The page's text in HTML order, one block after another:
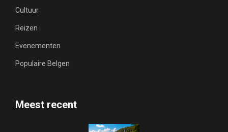
Cultuur
Reizen
Evenementen
Populaire Belgen
Meest recent